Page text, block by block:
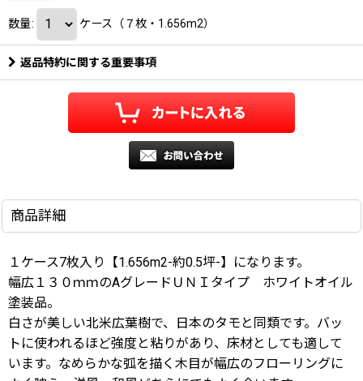
数量: ケース（７枚・1.656m2）
返品特約に関する重要事項
商品詳細
１ケース7枚入り【1.656m2-約0.5坪-】になります。
幅広１３０ｍｍのAグレードＵＮＩタイプ ホワイトオイル
塗装品。
白さが美しい北米広葉樹で、日本のタモと同類です。バッ
トに使われるほど強度と粘りがあり、床材としても適して
います。なめらかな弧を描く木目が幅広のフローリングに